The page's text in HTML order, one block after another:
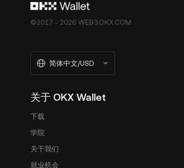
©2017 - 2026 WEB3.OKX.COM
简体中文/USD
关于 OKX Wallet
下载
学院
关于我们
就业机会